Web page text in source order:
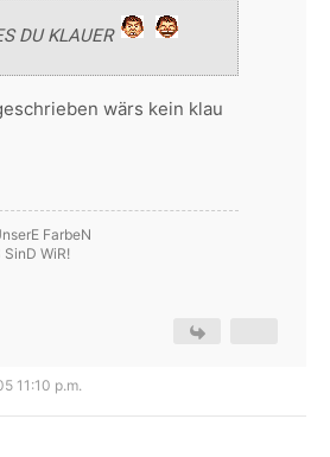
DU KLAUER
wärs kein klau
FarbeN
WiR!
11:10 p.m.